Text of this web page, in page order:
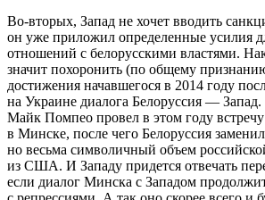
Во-вторых, Запад не хочет вводить
он уже приложил определенные усилия
отношений с белорусскими властями.
значит похоронить (по общему
достижения начавшегося в 2014 году
на Украине диалога Белоруссия — Запад.
Майк Помпео провел в этом году
в Минске, после чего Белоруссия
но весьма символичный объем
из США. И Западу придется отвечать
если диалог Минска с Западом